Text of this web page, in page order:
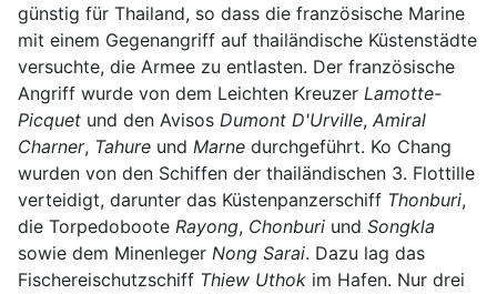
günstig für Thailand, so dass die französische Marine
mit einem Gegenangriff auf thailändische Küstenstädte
versuchte, die Armee zu entlasten. Der französische
Angriff wurde von dem Leichten Kreuzer Lamotte-
Picquet und den Avisos Dumont D'Urville, Amiral
Charner, Tahure und Marne durchgeführt. Ko Chang
wurden von den Schiffen der thailändischen 3. Flottille
verteidigt, darunter das Küstenpanzerschiff Thonburi,
die Torpedoboote Rayong, Chonburi und Songkla
sowie dem Minenleger Nong Sarai. Dazu lag das
Fischereischutzschiff Thiew Uthok im Hafen. Nur drei